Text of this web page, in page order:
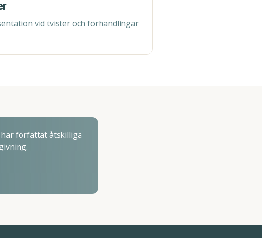
vid tvister och förhandlingar
författat åtskilliga